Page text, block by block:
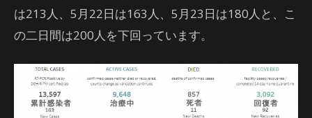
は213人、5月22日は163人、5月23日は180人と、こ
の二日間は200人を下回っています。